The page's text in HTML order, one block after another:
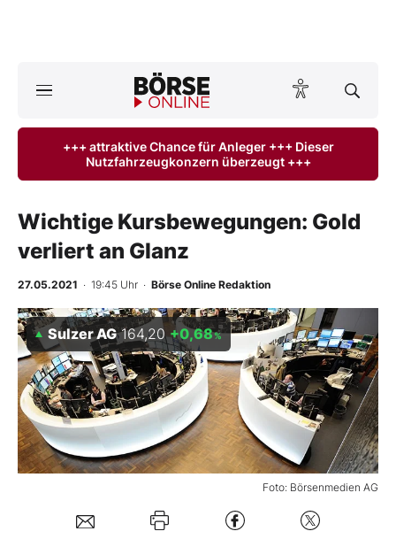
ktuelle Ausgabe BÖRSE ONLINE lesen
Anlageprodukte
Finanz-Check
BO-Musterdepots
Experten
Mein B:O
+++ attraktive Chance für Anleger +++ Dieser
Nutzfahrzeugkonzern überzeugt +++
Wichtige Kursbewegungen: Gold
verliert an Glanz
27.05.2021 · 19:45 Uhr · Börse Online Redaktion
Foto: Börsenmedien AG
Sulzer AG 164,20 +0,68%